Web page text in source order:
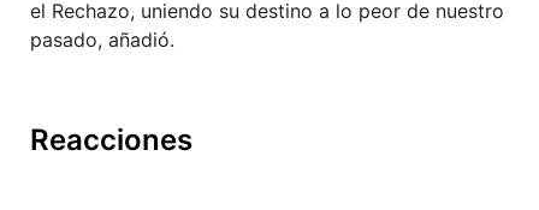
el Rechazo, uniendo su destino a lo peor de nuestro
pasado, añadió.
Reacciones